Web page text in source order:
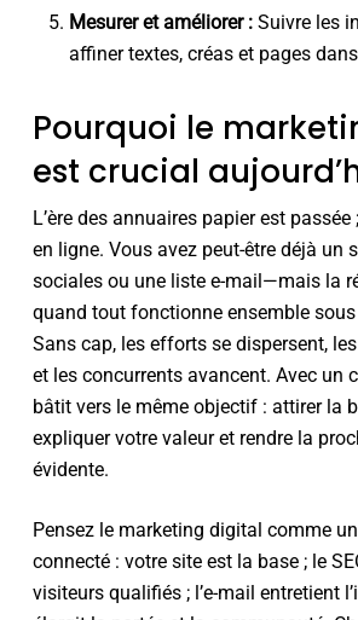
Mesurer et améliorer :Suivre les
affiner textes, créas et pages
Pourquoi le
est crucial
L’ère des annuaires papier est
en ligne. Vous avez peut-être déjà un
sociales ou une liste e-mail—mais la
quand tout fonctionne ensemble
Sans cap, les efforts se dispersent,
et les concurrents avancent. Avec un
bâtit vers le même objectif : attirer la
expliquer votre valeur et rendre la
évidente.
Pensez le marketing digital comme
connecté : votre site est la base ; le
visiteurs qualifiés ; l’e-mail entretient